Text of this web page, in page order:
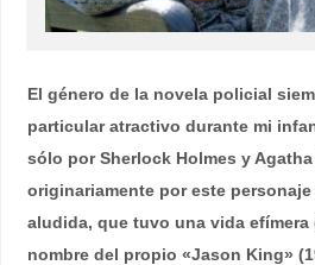
El género de la novela policial
particular atractivo durante mi
sólo por Sherlock Holmes y
originariamente por este
aludida, que tuvo una vida efímera
nombre del propio «Jason King»